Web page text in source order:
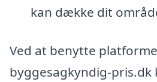
kan dække dit
Ved at benytte
byggesagkyndig-pris.dk